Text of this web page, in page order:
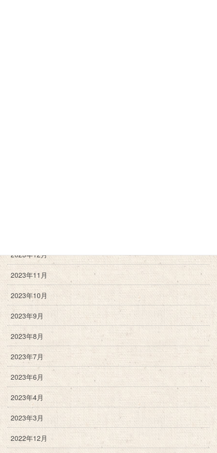
2023年12月
2023年11月
2023年10月
2023年9月
2023年8月
2023年7月
2023年6月
2023年4月
2023年3月
2022年12月